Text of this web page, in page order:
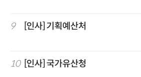
9 [인사] 기획예산처
10 [인사] 국가유산청